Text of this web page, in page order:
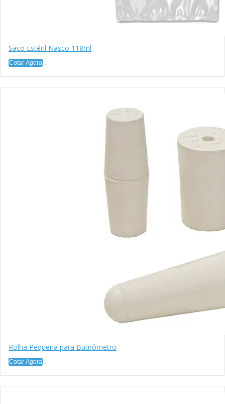
Saco Estéril Nasco 118ml
Cotar Agora
Rolha Pequena para Butirômetro
Cotar Agora